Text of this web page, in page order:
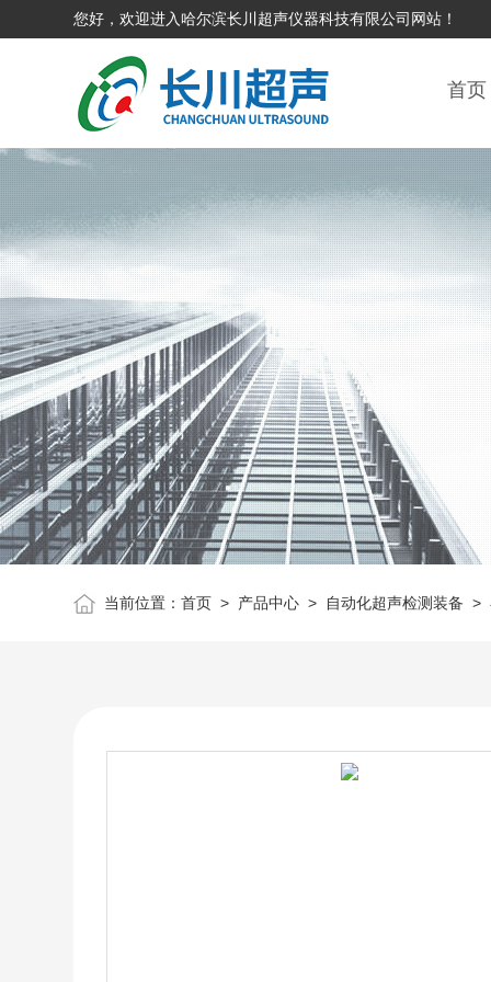
您好，欢迎进入哈尔滨长川超声仪器科技有限公司网站！
首页
当前位置：首页 > 产品中心 > 自动化超声检测装备 >